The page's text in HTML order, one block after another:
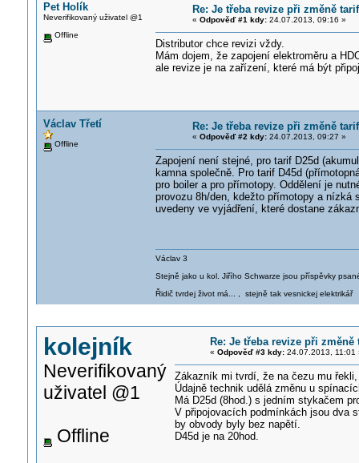
Pet Holík
Neverifikovaný uživatel @1
Offline
Re: Je třeba revize při změně
« Odpověď #1 kdy:24.07.2013, 09:16 »
Distributor chce revizi vždy.
Mám dojem, že zapojení elektroměru a
ale revize je na zařízení, které má být
Václav Třetí
Offline
Re: Je třeba revize při změně
« Odpověď #2 kdy:24.07.2013, 09:27 »
Zapojení není stejné, pro tarif D25d
kamna společně. Pro tarif D45d
pro boiler a pro přímotopy. Oddělení je
provozu 8h/den, kdežto přímotopy a nízká
uvedeny ve vyjádření, které dostane
Václav 3
Stejně jako u kol. Jiřího Schwarze jsou příspěvky
Řidič tvrdej život má... , stejně tak vesnickej elektrikář
kolejník
Neverifikovaný
uživatel @1
Offline
Re: Je třeba revize při změně
« Odpověď #3 kdy:24.07.2013, 11:01
Zákazník mi tvrdí, že na čezu mu
Údajně technik udělá změnu u
Má D25d (8hod.) s jedním stykačem
V připojovacích podmínkách jsou dva
by obvody byly bez napětí.
D45d je na 20hod.